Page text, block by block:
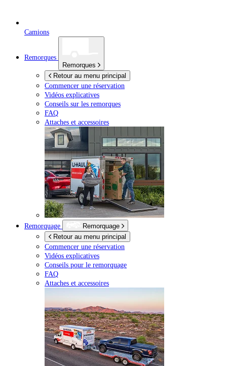
Camions
Remorques
Remorques
Retour au menu principal
Commencer une réservation
Vidéos explicatives
Conseils sur les remorques
FAQ
Attaches et accessoires
Remorquage
Remorquage
Retour au menu principal
Commencer une réservation
Vidéos explicatives
Conseils pour le remorquage
FAQ
Attaches et accessoires